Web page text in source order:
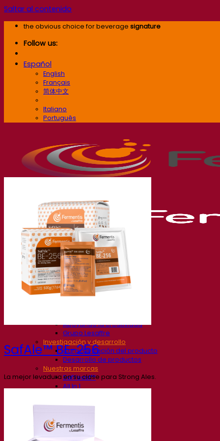
Saltar al contenido
the obvious choice for beverage signature
Follow us:
Español
English
Français
简体中文
Italiano
Português
Nuestra empresa
Sobre nosotros
Expertos en fermentación
Apoyando la creatividad
Grupo Lesaffre
Investigación y desarrollo
Caracterización del producto
Desarrollo de productos
Nuestras marcas
SafYeast™
All In 1
Otros servicios
Catas de bebidas
Soluciones de fermentación
SafAle™ BE-256
La mejor levadura en su clase para Strong Ales.